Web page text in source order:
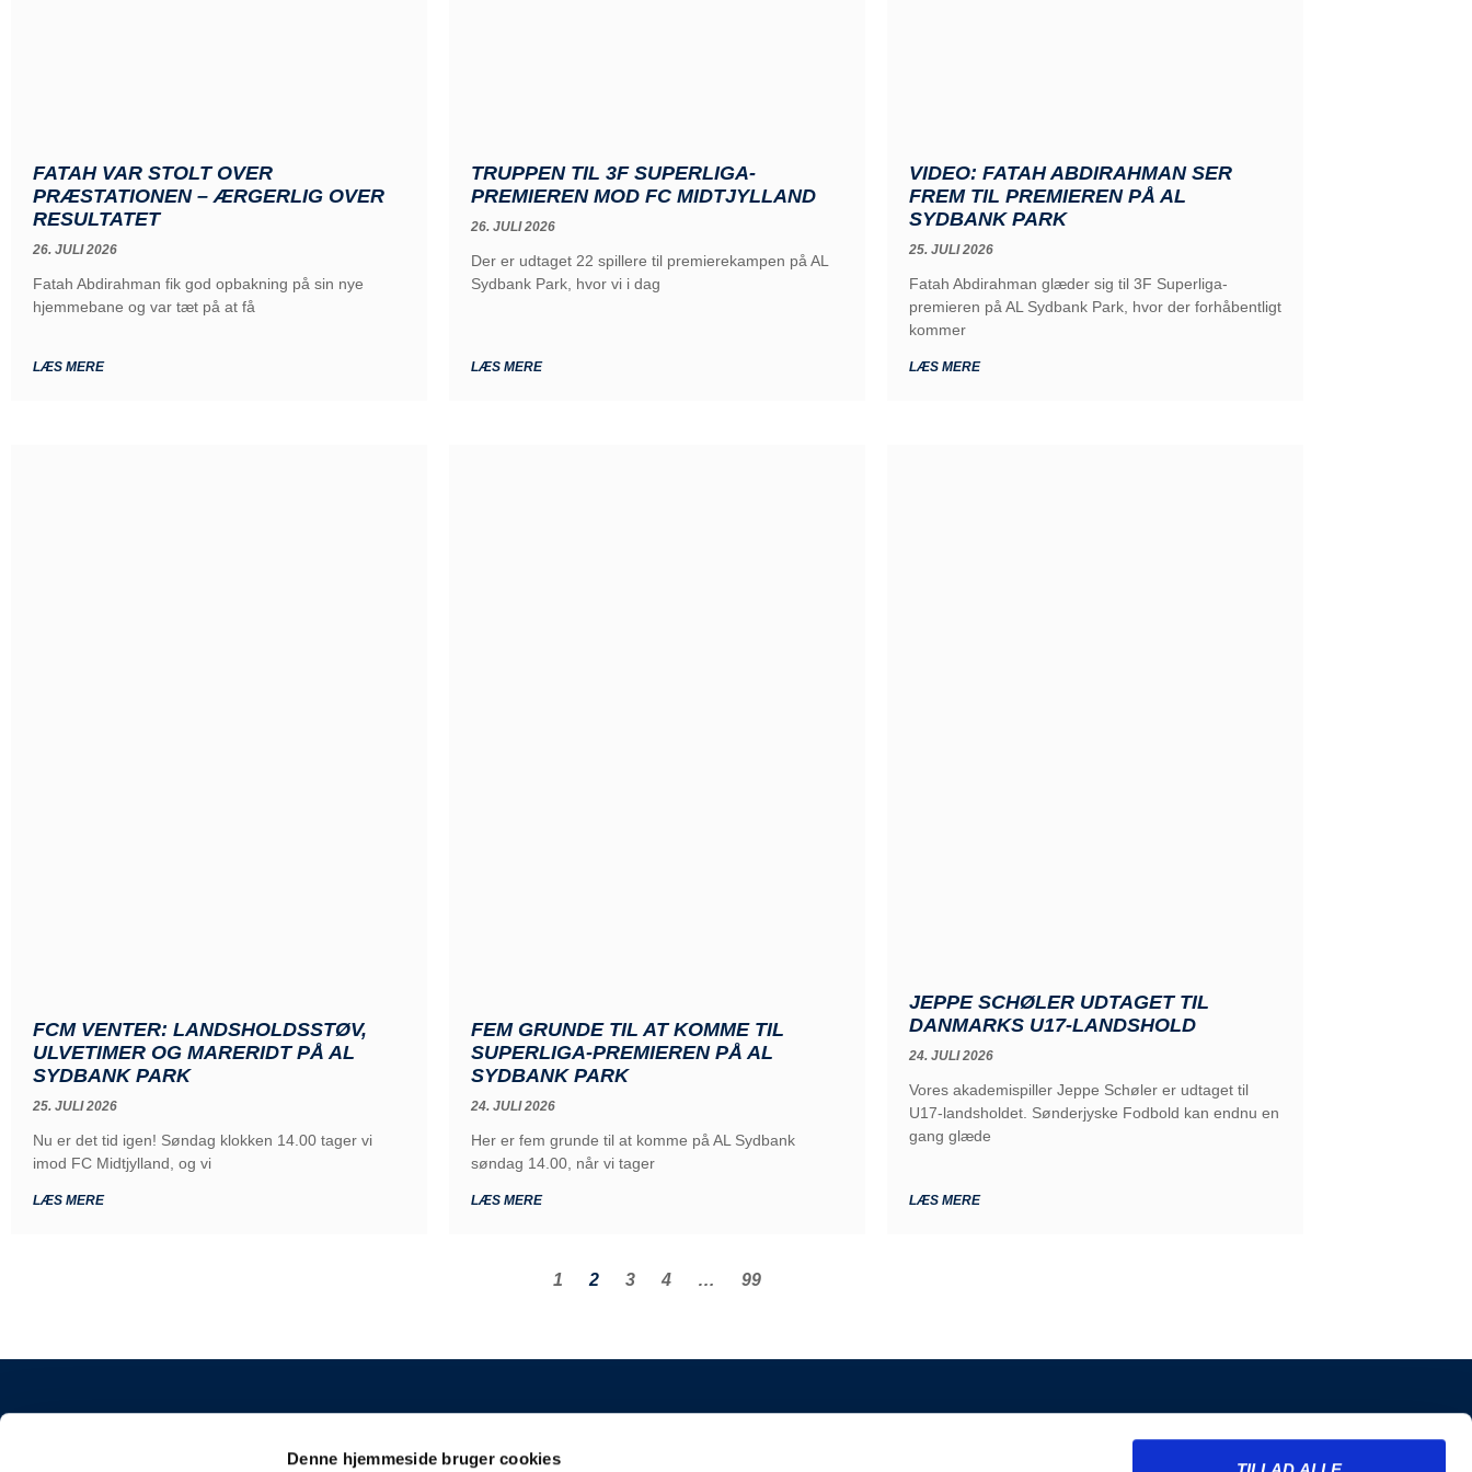
Denne hjemmeside bruger cookies
FATAH VAR STOLT OVER
PRÆSTATIONEN – ÆRGERLIG OVER
RESULTATET
26. JULI 2026
Fatah Abdirahman fik god opbakning på sin nye
hjemmebane og var tæt på at få
LÆS MERE
TRUPPEN TIL 3F SUPERLIGA-
PREMIEREN MOD FC MIDTJYLLAND
26. JULI 2026
Der er udtaget 22 spillere til premierekampen på AL
Sydbank Park, hvor vi i dag
LÆS MERE
VIDEO: FATAH ABDIRAHMAN SER
FREM TIL PREMIEREN PÅ AL
SYDBANK PARK
25. JULI 2026
Fatah Abdirahman glæder sig til 3F Superliga-
premieren på AL Sydbank Park, hvor der forhåbentligt
kommer
LÆS MERE
FCM VENTER: LANDSHOLDSSTØV,
ULVETIMER OG MARERIDT PÅ AL
SYDBANK PARK
25. JULI 2026
Nu er det tid igen! Søndag klokken 14.00 tager vi
imod FC Midtjylland, og vi
LÆS MERE
FEM GRUNDE TIL AT KOMME TIL
SUPERLIGA-PREMIEREN PÅ AL
SYDBANK PARK
24. JULI 2026
Her er fem grunde til at komme på AL Sydbank
søndag 14.00, når vi tager
LÆS MERE
JEPPE SCHØLER UDTAGET TIL
DANMARKS U17-LANDSHOLD
24. JULI 2026
Vores akademispiller Jeppe Schøler er udtaget til
U17-landsholdet. Sønderjyske Fodbold kan endnu en
gang glæde
LÆS MERE
1 2 3 4 … 99
INFORMATION